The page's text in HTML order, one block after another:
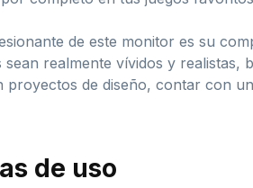
de este monitor es su
realmente vívidos y realistas,
proyectos de diseño, contar con
de uso